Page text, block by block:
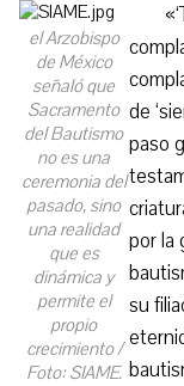
el Arzobispo
de México
señaló que
Sacramento
del Bautismo
no es una
ceremonia del
pasado, sino
una realidad
que es
dinámica y
permite el
propio
crecimiento /
Foto: SIAME.
de
paso
por la
su